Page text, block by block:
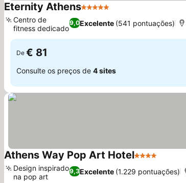
Eternity Athens5 Estrelas
9,0Excelente (541 pontuações)
Centro de
fitness dedicado
De € 81
Consulte os preços de 4 sites
Athens Way Pop Art Hotel4 Estrelas
9,3Excelente (1.229 pontuações)
Design inspirado
na pop art